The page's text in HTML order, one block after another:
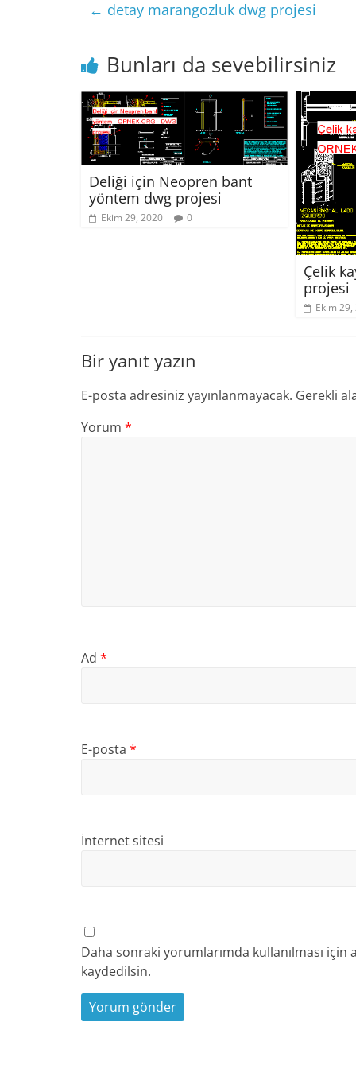
← detay marangozluk dwg projesi
Bunları da sevebilirsiniz
Deliği için Neopren bant
yöntem dwg projesi
Ekim 29, 2020 0
Çelik
projesi
Ekim
Bir yanıt yazın
E-posta adresiniz yayınlanmayacak. Gerekli
Yorum *
Ad *
E-posta *
İnternet sitesi
Daha sonraki yorumlarımda kullanılması için
kaydedilsin.